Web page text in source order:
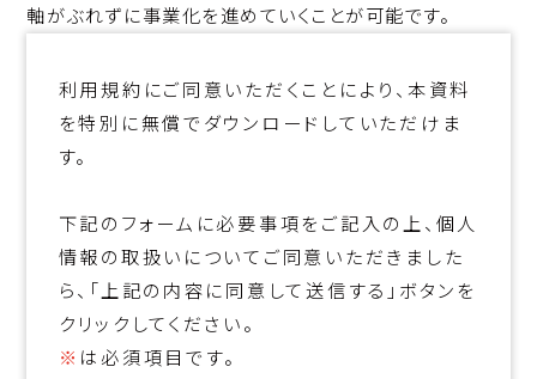
軸がぶれずに事業化を進めていくことが可能です。
利用規約にご同意いただくことにより、本資料
を特別に無償でダウンロードしていただけま
す。
下記のフォームに必要事項をご記入の上、個人
情報の取扱いについてご同意いただきました
ら、「上記の内容に同意して送信する」ボタンを
クリックしてください。
※ は必須項目です。